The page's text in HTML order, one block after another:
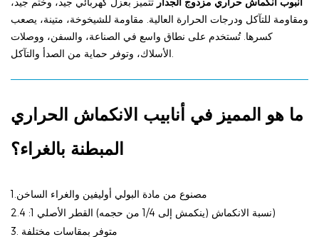
ومقاومة للتآكل ودرجات الحرارة العالية. مقاومة للشيخوخة، متينة، يصعب
كسرها. تُستخدم على نطاق واسع في الصناعة، والسفن، ووصلات
ما هو المميز في أنابيب الانكماش الحراري
المبطنة بالغراء؟
1.مصنوع من مادة البولي أوليفين والغراء الساخن
2.4
:1 نسبة الانكماش (ينكمش إلى 1/4 من حجمه)القطر الأصلي)
3. متوفر بمقاسات مختلفة